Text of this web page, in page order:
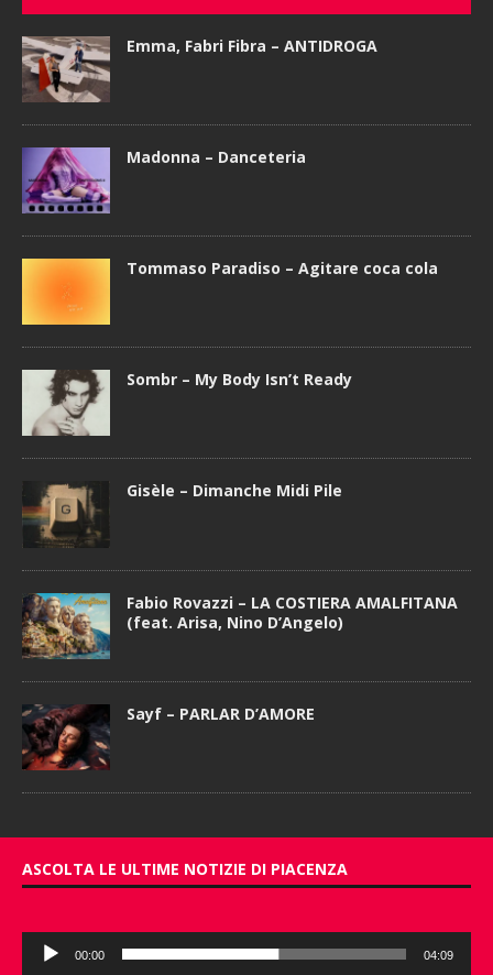
Emma, Fabri Fibra – ANTIDROGA
Madonna – Danceteria
Tommaso Paradiso – Agitare coca cola
Sombr – My Body Isn’t Ready
Gisèle – Dimanche Midi Pile
Fabio Rovazzi – LA COSTIERA AMALFITANA
(feat. Arisa, Nino D’Angelo)
Sayf – PARLAR D’AMORE
ASCOLTA LE ULTIME NOTIZIE DI PIACENZA
Audio
Player
00:00 04:09